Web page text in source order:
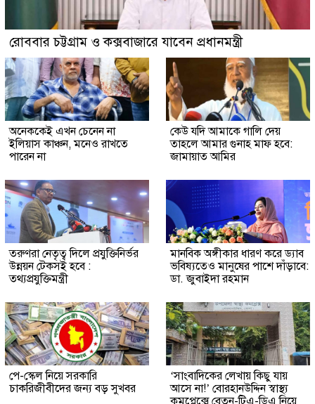
রোববার চট্টগ্রাম ও কক্সবাজারে যাবেন প্রধানমন্ত্রী
অনেককেই এখন চেনেন না
ইলিয়াস কাঞ্চন, মনেও রাখতে
পারেন না
কেউ যদি আমাকে গালি দেয়
তাহলে আমার গুনাহ মাফ হবে:
জামায়াত আমির
তরুণরা নেতৃত্ব দিলে প্রযুক্তিনির্ভর
উন্নয়ন টেকসই হবে :
তথ্যপ্রযুক্তিমন্ত্রী
মানবিক অঙ্গীকার ধারণ করে ড্যাব
ভবিষ্যতেও মানুষের পাশে দাঁড়াবে:
ডা. জুবাইদা রহমান
পে-স্কেল নিয়ে সরকারি
চাকরিজীবীদের জন্য বড় সুখবর
‘সাংবাদিকের লেখায় কিছু যায়
আসে না!’ বোরহানউদ্দিন স্বাস্থ্য